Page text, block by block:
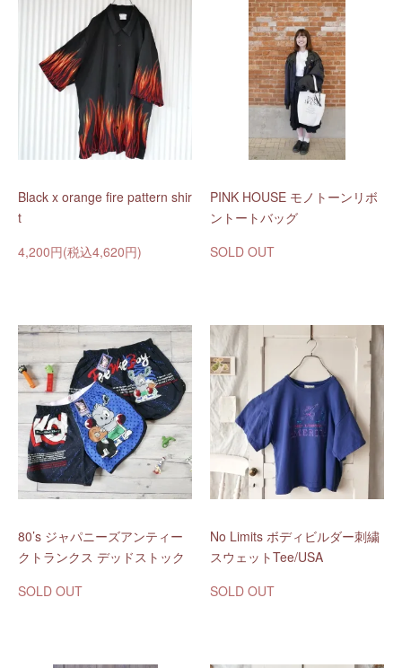
Black x orange fire pattern shir
t
4,200円(税込4,620円)
PINK HOUSE モノトーンリボ
ントートバッグ
SOLD OUT
80’s ジャパニーズアンティー
クトランクス デッドストック
SOLD OUT
No Limits ボディビルダー刺繍
スウェットTee/USA
SOLD OUT